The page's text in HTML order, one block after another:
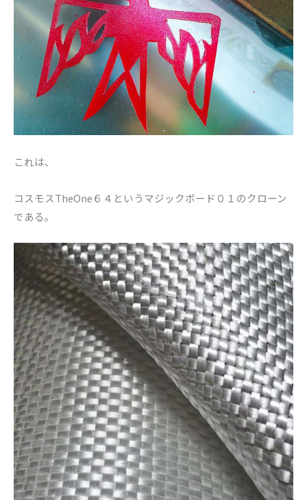
これは、
コスモスTheOne６４というマジックボード０１のクローン
である。